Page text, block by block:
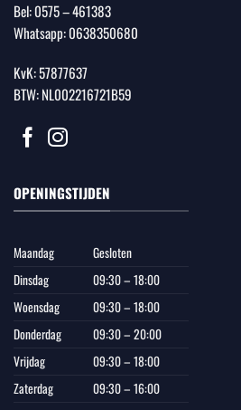
Bel:0575 – 461383
Whatsapp:0638350680
KvK: 57877637
BTW: NL002216721B59
OPENINGSTIJDEN
Maandag
Gesloten
Dinsdag
09:30 – 18:00
Woensdag
09:30 – 18:00
Donderdag
09:30 – 20:00
Vrijdag
09:30 – 18:00
Zaterdag
09:30 – 16:00